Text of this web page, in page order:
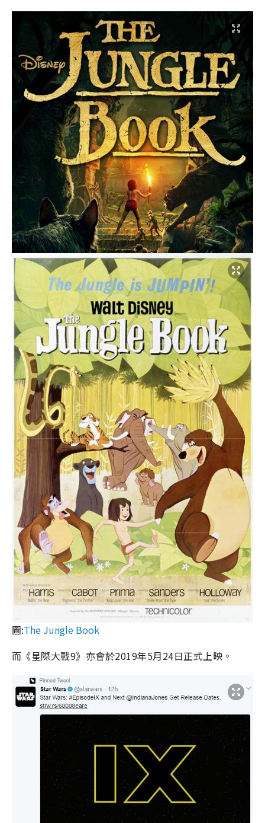
圖:The Jungle Book
而《星際大戰9》亦會於2019年5月24日正式上映。